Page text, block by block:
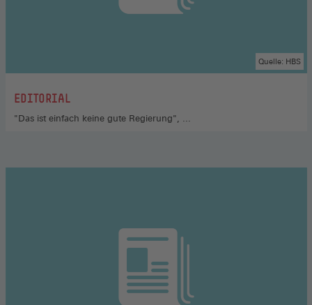
:EDITORIAL
Quelle: HBS
"Das ist einfach keine gute Regierung", ...